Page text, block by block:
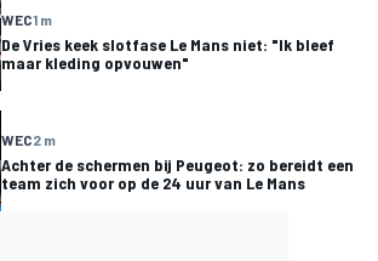
WEC1 m
De Vries keek slotfase Le Mans niet: "Ik bleef
maar kleding opvouwen"
WEC2 m
Achter de schermen bij Peugeot: zo bereidt een
team zich voor op de 24 uur van Le Mans